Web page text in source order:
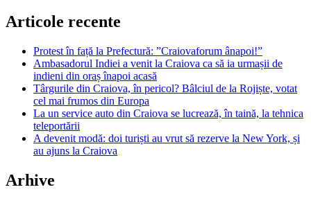
Articole recente
Protest în față la Prefectură: ”Craiovaforum ânapoi!”
Ambasadorul Indiei a venit la Craiova ca să ia urmașii de
indieni din oraș înapoi acasă
Târgurile din Craiova, în pericol? Bâlciul de la Rojiște, votat
cel mai frumos din Europa
La un service auto din Craiova se lucrează, în taină, la tehnica
teleportării
A devenit modă: doi turiști au vrut să rezerve la New York, și
au ajuns la Craiova
Arhive